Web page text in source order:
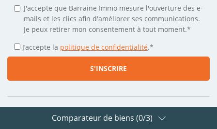
J'accepte que Barraine Immo mesure l'ouverture des e-
mails et les clics afin d'améliorer ses communications.
Je peux retirer mon consentement à tout moment.*
J’accepte la politique de confidentialité.*
Suivez-nous sur les réseaux
Comparateur de biens (0/3)